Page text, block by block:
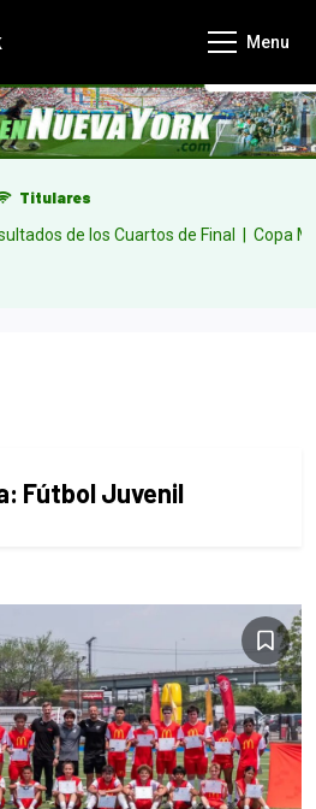
Menu
Titulares
de los Cuartos de Final |Copa
Fútbol Juvenil